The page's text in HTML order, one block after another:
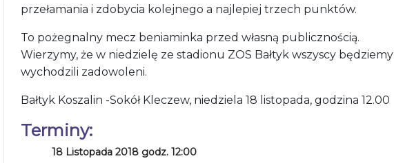
przełamania i zdobycia kolejnego a najlepiej trzech punktów.
To pożegnalny mecz beniaminka przed własną publicznością.
Wierzymy, że w niedzielę ze stadionu ZOS Bałtyk wszyscy będziemy
wychodzili zadowoleni.
Bałtyk Koszalin -Sokół Kleczew, niedziela 18 listopada, godzina 12.00
Terminy:
18 Listopada 2018 godz. 12:00